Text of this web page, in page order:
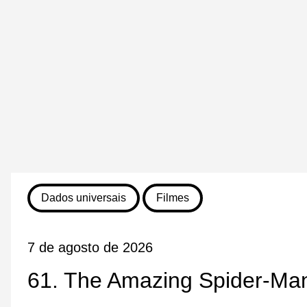
Dados universais Filmes
7 de agosto de 2026
61. The Amazing Spider-